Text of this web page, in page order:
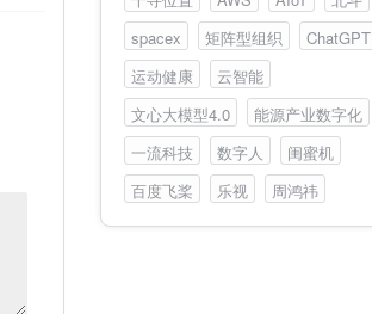
spacex
矩阵型组织
ChatGPT
运动健康
云智能
文心大模型4.0
能源产业数字化
一流科技
数字人
闺蜜机
百度飞桨
乐视 周鸿祎